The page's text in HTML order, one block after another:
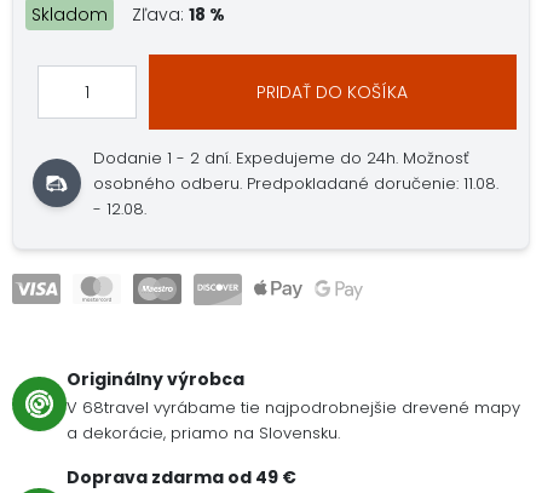
Skladom Zľava: 18 %
PRIDAŤ DO KOŠÍKA
Dodanie 1 - 2 dní. Expedujeme do 24h. Možnosť
osobného odberu. Predpokladané doručenie: 11.08.
- 12.08.
Originálny výrobca
V 68travel vyrábame tie najpodrobnejšie drevené mapy
a dekorácie, priamo na Slovensku.
Doprava zdarma od 49 €